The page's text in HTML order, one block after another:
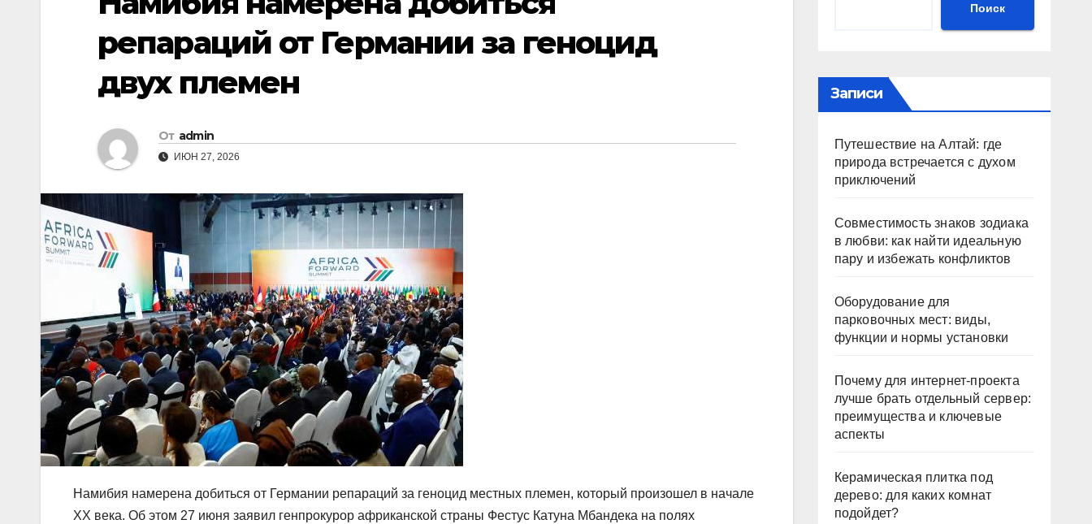
репараций от Германии за геноцид
двух племен
От admin
ИЮН 27, 2026
Намибия намерена добиться от Германии репараций за геноцид местных племен, который произошел в начале
ХХ века. Об этом 27 июня заявил генпрокурор африканской страны Фестус Катуна Мбандека на полях
Поиск
Записи
Путешествие на Алтай: где
природа встречается с духом
приключений
Совместимость знаков зодиака
в любви: как найти идеальную
пару и избежать конфликтов
Оборудование для
парковочных мест: виды,
функции и нормы установки
Почему для интернет-проекта
лучше брать отдельный сервер:
преимущества и ключевые
аспекты
Керамическая плитка под
дерево: для каких комнат
подойдет?